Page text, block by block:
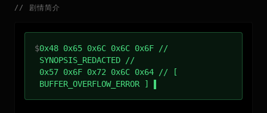
// 剧情简介
$0x48 0x65 0x6C 0x6C 0x6F //
SYNOPSIS_REDACTED //
0x57 0x6F 0x72 0x6C 0x64 // [
BUFFER_OVERFLOW_ERROR ]